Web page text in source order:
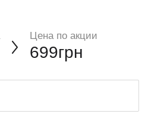
Цена по акции
699грн